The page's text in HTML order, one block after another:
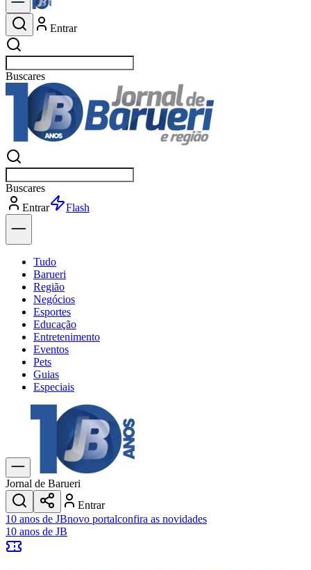
Entrar
Buscarpolítica
Buscarpolítica
Entrar
Explorar
Tudo
Barueri
Região
Negócios
Esportes
Educação
Entretenimento
Eventos
Pets
Guias
Especiais
Explore Tudo
Últimas Notícias
Previsão do Tempo
Trânsito e Rotas
Dia a Dia & Lazer
Transportes
Gastronomia
Cinema & Shows
JogosNovo
Jornal de Barueri
Entrar
10 anos de JBnovo portalconfira as novidades
10 anos de JB